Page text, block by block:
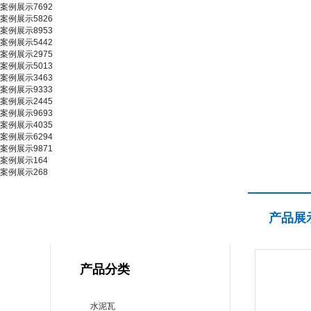
案例展示7692
案例展示5826
案例展示8953
案例展示5442
案例展示2975
案例展示5013
案例展示3463
案例展示9333
案例展示2445
案例展示9693
案例展示4035
案例展示6294
案例展示9871
案例展示164
案例展示268
产品分类
水泥瓦
产品展